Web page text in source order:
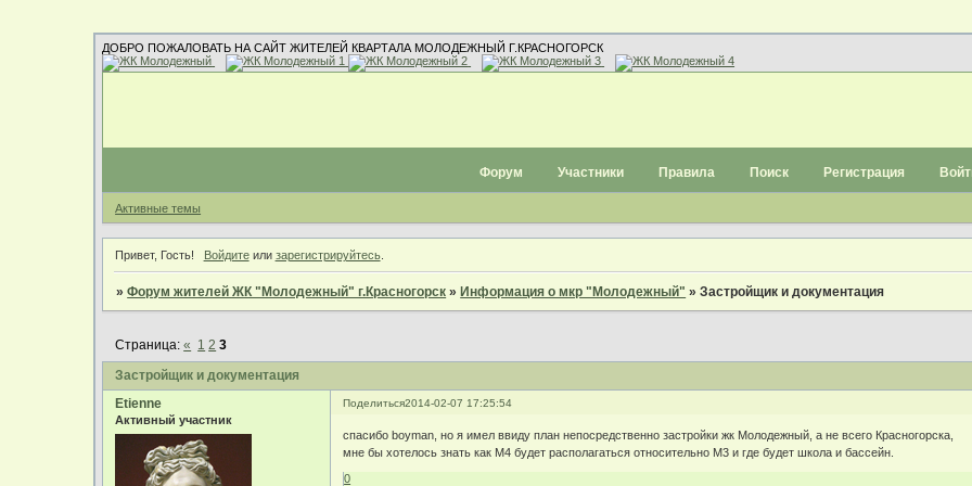
ДОБРО ПОЖАЛОВАТЬ НА САЙТ ЖИТЕЛЕЙ КВАРТАЛА МОЛОДЕЖНЫЙ Г.КРАСНОГОРСК
Форум Участники Правила Поиск Регистрация
Активные темы
Привет, Гость! Войдитеили зарегистрируйтесь.
»Форум жителей ЖК "Молодежный" г.Красногорск » Информация о мкр "Молодежный" »Застройщик и документация
Застройщик и документация
Страница:« 1 2 3
Поделиться2014-02-07 17:25:54
Etienne
Активный участник
спасибо boyman, но я имел ввиду план непосредственно застройки жк Молодежный, а не всего Красногорска,
мне бы хотелось знать как М4 будет располагаться относительно М3 и где будет школа и бассейн.
0